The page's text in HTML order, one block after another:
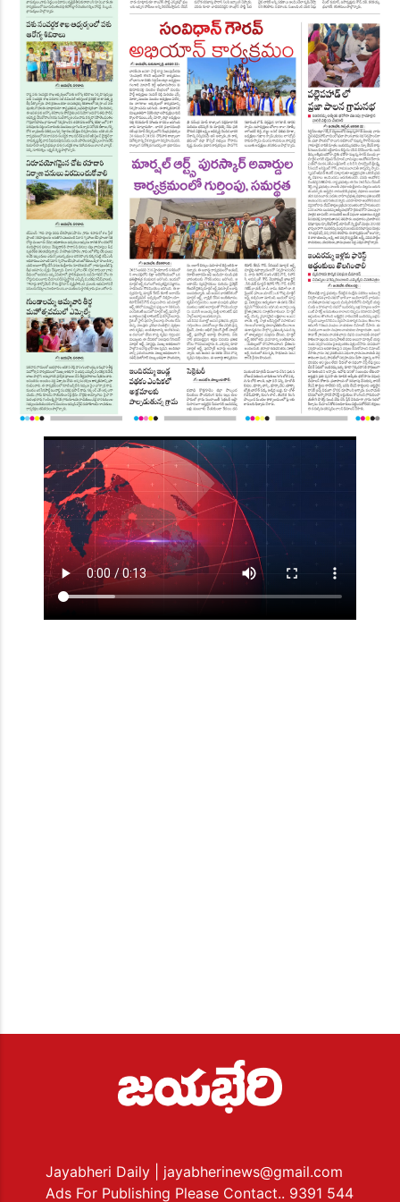
Jayabheri Daily
| jayabherinews@gmail.com
Ads For Publishing Please Contact.. 9391 544